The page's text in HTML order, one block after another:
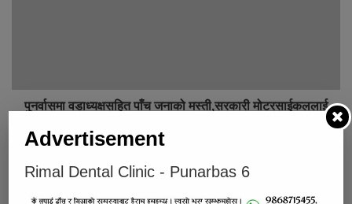
पुनर्वासमा वडाध्यक्षसहित पाँच जनाको मस्ती,सरकारी मोटरसाईकललाई
Advertisement
Rimal Dental Clinic - Punarbas 6